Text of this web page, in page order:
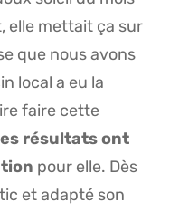
elle mettait ça sur
que nous avons
local a eu la
faire cette
résultats ont
pour elle. Dès
et adapté son